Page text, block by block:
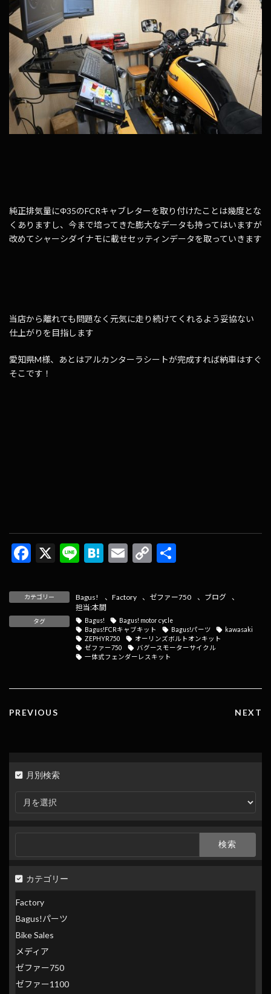
純正排気量にΦ35のFCRキャブレターを取り付けたことは幾度とな
くありますし、今まで培ってきた膨大なデータも持ってはいますが
改めてシャーシダイナモに載せセッティンデータを取っていきます
当店から離れても問題なく元気に走り続けてくれるよう妥協ない
仕上がりを目指します
愛知県M様、あとはアルカンターラシートが完成すれば納車はすぐ
そこです！
F
e
b
o
X
Li
e
H
e
n
a
E
ai
C
p
Li
n
カテゴリー Bagus! 、 Factory 、 ゼファー750 、 ブログ
、
担当:本間
タグ Bagus!
Bagus! motor cycle
Bagus!FCRキャブキット
Bagus!パーツ
kawasaki
ZEPHYR750
オーリンズボルトオンキット
ゼファー750
バグースモーターサイクル
一体式フェンダーレスキット
PREVIOUS NEXT
月別検索
月
検
カテゴリー
Factory
Bagus!パーツ
Bike Sales
メディア
ゼファー750
ゼファー1100